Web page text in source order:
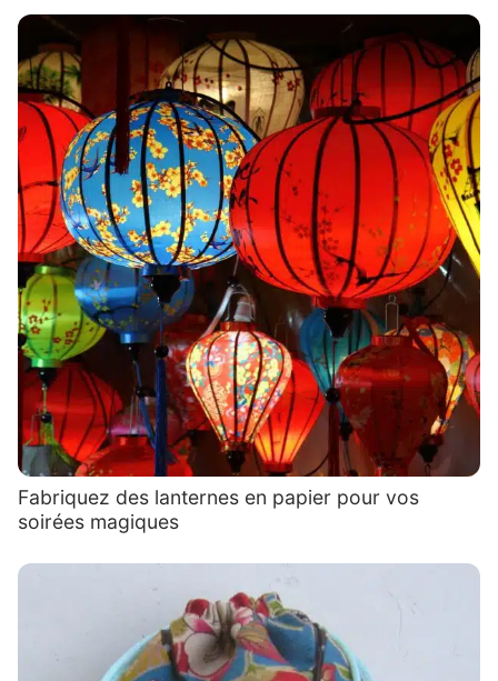
Fabriquez des lanternes en papier pour vos
soirées magiques